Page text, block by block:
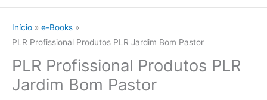
Início
e-Books
PLR Profissional Produtos PLR Jardim Bom Pastor
PLR Profissional Produtos PLR
Jardim Bom Pastor